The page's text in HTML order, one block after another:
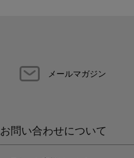
メールマガジン
お問い合わせについて